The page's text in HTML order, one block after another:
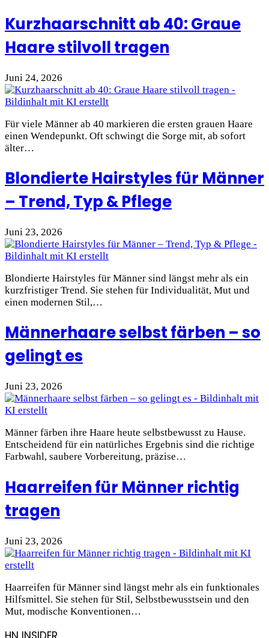
Kurzhaarschnitt ab 40: Graue
Haare stilvoll tragen
Juni 24, 2026
Für viele Männer ab 40 markieren die ersten grauen Haare
einen Wendepunkt. Oft schwingt die Sorge mit, ab sofort
älter…
Blondierte Hairstyles für Männer
– Trend, Typ & Pflege
Juni 23, 2026
Blondierte Hairstyles für Männer sind längst mehr als ein
kurzfristiger Trend. Sie stehen für Individualität, Mut und
einen modernen Stil,…
Männerhaare selbst färben – so
gelingt es
Juni 23, 2026
Männer färben ihre Haare heute selbstbewusst zu Hause.
Entscheidend für ein natürliches Ergebnis sind die richtige
Farbwahl, saubere Vorbereitung, präzise…
Haarreifen für Männer richtig
tragen
Juni 23, 2026
Haarreifen für Männer sind längst mehr als ein funktionales
Hilfsmittel. Sie stehen für Stil, Selbstbewusstsein und den
Mut, modische Konventionen…